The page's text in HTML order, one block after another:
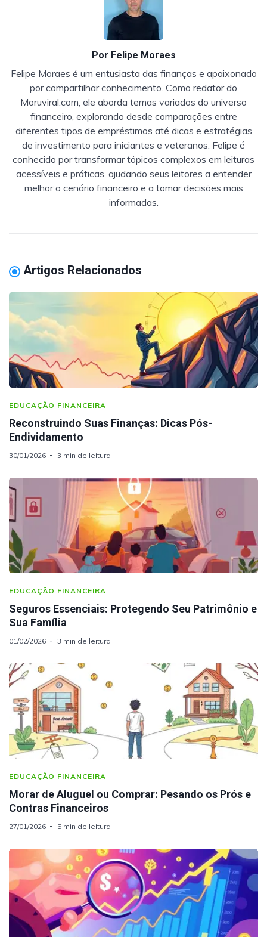
Por Felipe Moraes
Felipe Moraes é um entusiasta das finanças e apaixonado
por compartilhar conhecimento. Como redator do
Moruviral.com, ele aborda temas variados do universo
financeiro, explorando desde comparações entre
diferentes tipos de empréstimos até dicas e estratégias
de investimento para iniciantes e veteranos. Felipe é
conhecido por transformar tópicos complexos em leituras
acessíveis e práticas, ajudando seus leitores a entender
melhor o cenário financeiro e a tomar decisões mais
informadas.
Artigos Relacionados
EDUCAÇÃO FINANCEIRA
Reconstruindo Suas Finanças: Dicas Pós-
Endividamento
30/01/2026 3 min de leitura
EDUCAÇÃO FINANCEIRA
Seguros Essenciais: Protegendo Seu Patrimônio e
Sua Família
01/02/2026 3 min de leitura
EDUCAÇÃO FINANCEIRA
Morar de Aluguel ou Comprar: Pesando os Prós e
Contras Financeiros
27/01/2026 5 min de leitura